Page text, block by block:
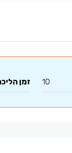
10 זמן